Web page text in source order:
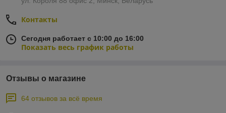
Контакты
Сегодня работает с 10:00 до 16:00
Показать весь график работы
Отзывы о магазине
64 отзывов за всё время